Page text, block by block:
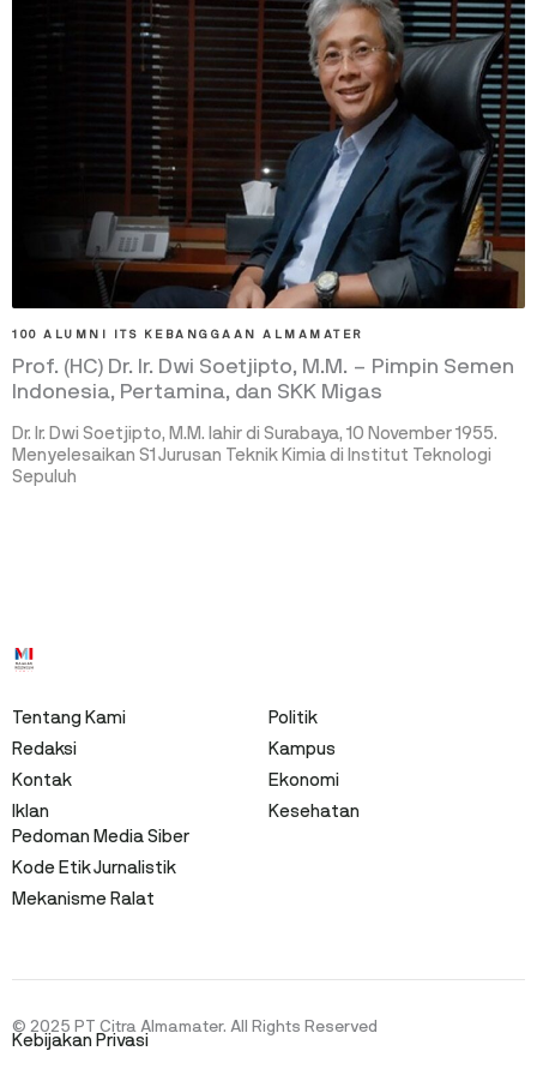
100 ALUMNI ITS KEBANGGAAN ALMAMATER
Prof. (HC) Dr. Ir. Dwi Soetjipto, M.M. – Pimpin Semen
Indonesia, Pertamina, dan SKK Migas
Dr. Ir. Dwi Soetjipto, M.M. lahir di Surabaya, 10 November 1955.
Menyelesaikan S1 Jurusan Teknik Kimia di Institut Teknologi
Sepuluh
Tentang Kami
Redaksi
Kontak
Iklan
Politik
Kampus
Ekonomi
Kesehatan
Pedoman Media Siber
Kode Etik Jurnalistik
Mekanisme Ralat
© 2025 PT Citra Almamater. All Rights Reserved
Kebijakan Privasi